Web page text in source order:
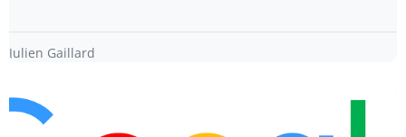
Julien Gaillard